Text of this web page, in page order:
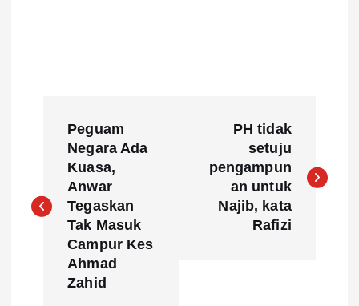
s
Peguam
Negara Ada
Kuasa,
Anwar
Tegaskan
Tak Masuk
Campur Kes
Ahmad
Zahid
PH tidak
setuju
pengampun
an untuk
Najib, kata
Rafizi